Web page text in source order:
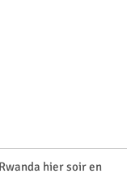
hier soir en